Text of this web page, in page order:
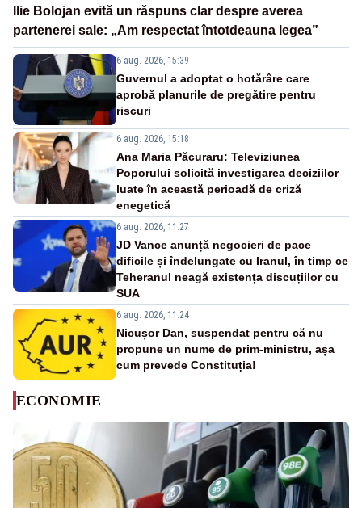
Ilie Bolojan evită un răspuns clar despre averea
partenerei sale: „Am respectat întotdeauna legea”
6 aug. 2026, 15:39
Guvernul a adoptat o hotărâre care
aprobă planurile de pregătire pentru
riscuri
6 aug. 2026, 15:18
Ana Maria Păcuraru: Televiziunea
Poporului solicită investigarea deciziilor
luate în această perioadă de criză
enegetică
6 aug. 2026, 11:27
JD Vance anunță negocieri de pace
dificile și îndelungate cu Iranul, în timp ce
Teheranul neagă existența discuțiilor cu
SUA
6 aug. 2026, 11:24
Nicușor Dan, suspendat pentru că nu
propune un nume de prim-ministru, așa
cum prevede Constituția!
ECONOMIE